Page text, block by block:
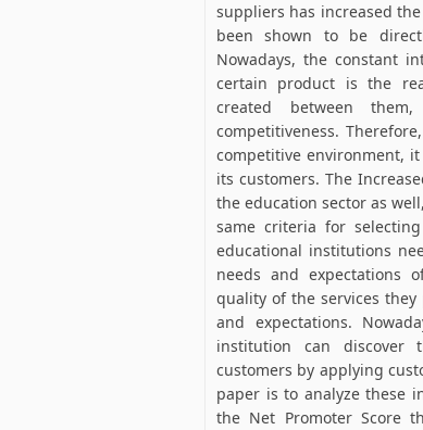
suppliers has increased
been shown to be
Nowadays, the constant
certain product is the
created between
competitiveness.
competitive environment,
its customers. The
the education sector as
same criteria for
educational institutions
needs and expectations
quality of the services
and expectations.
institution can discover
customers by applying
paper is to analyze these
the Net Promoter Score